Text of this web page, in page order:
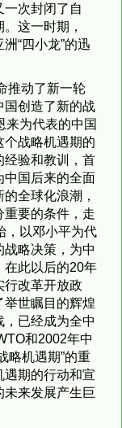
一次封闭了自
这一时期，
“四小龙”的迅
推动了新一轮
国创造了新的战
来为代表的中国
个战略机遇期的
经验和教训，首
中国后来的全面
全球化浪潮，
重要的条件，走
，以邓小平为代
略决策，为中
在此以后的20年
行改革开放政
举世瞩目的辉煌
已经成为全中
和2002年中
略机遇期”的重
遇期的行动和宣
未来发展产生巨